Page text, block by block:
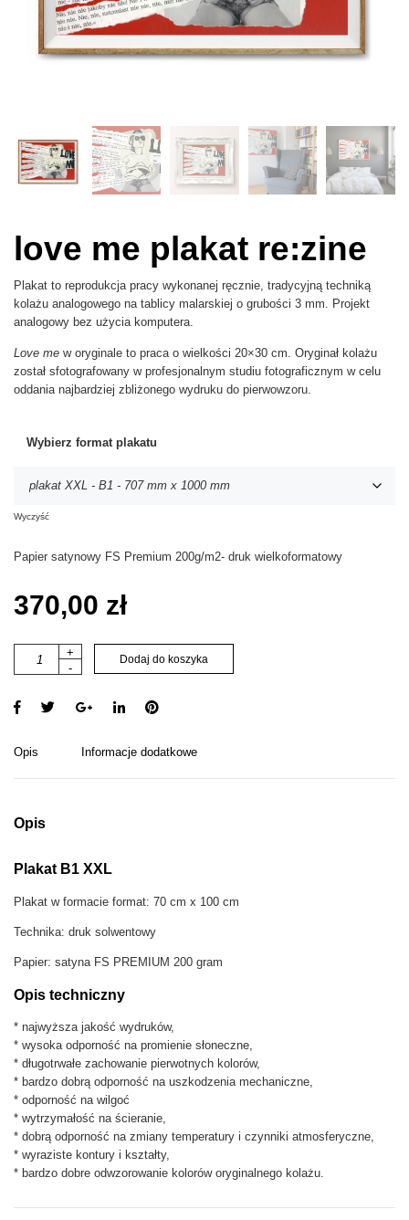
love me plakat re:zine
Plakat to reprodukcja pracy wykonanej ręcznie, tradycyjną techniką
kolażu analogowego na tablicy malarskiej o grubości 3 mm. Projekt
analogowy bez użycia komputera.
Love me w oryginale to praca o wielkości 20×30 cm. Oryginał kolażu
został sfotografowany w profesjonalnym studiu fotograficznym w celu
oddania najbardziej zbliżonego wydruku do pierwowzoru.
Wybierz format plakatu
Wyczyść
Papier satynowy FS Premium 200g/m2- druk wielkoformatowy
370,00 zł
ś
v
m
l
k
a
r
:
+
-
Dodaj do koszyka
Opis Informacje dodatkowe
Opis
Plakat B1 XXL
Plakat w formacie format: 70 cm x 100 cm
Technika: druk solwentowy
Papier: satyna FS PREMIUM 200 gram
Opis techniczny
* najwyższa jakość wydruków,
* wysoka odporność na promienie słoneczne,
* długotrwałe zachowanie pierwotnych kolorów,
* bardzo dobrą odporność na uszkodzenia mechaniczne,
* odporność na wilgoć
* wytrzymałość na ścieranie,
* dobrą odporność na zmiany temperatury i czynniki atmosferyczne,
* wyraziste kontury i kształty,
* bardzo dobre odwzorowanie kolorów oryginalnego kolażu.